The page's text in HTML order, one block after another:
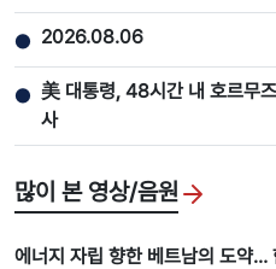
● 2026.08.06
● 美 대통령, 48시간 내 호르무
사
많이 본 영상/음원
에너지 자립 향한 베트남의 도약…